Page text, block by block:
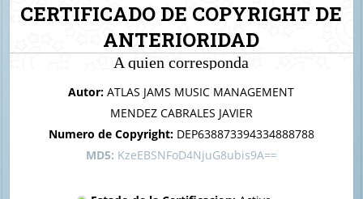
CERTIFICADO DE COPYRIGHT DE
ANTERIORIDAD
A quien corresponda
titulado infinity
Autor: ATLAS JAMS MUSIC MANAGEMENT
MENDEZ CABRALES JAVIER
Numero de Copyright: DEP638873394334888788
MD5: KzeEBSNFoD4NjuG8ubis9A==